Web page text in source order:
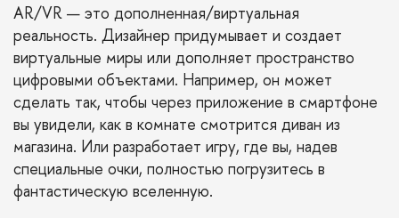
AR/VR — это дополненная/виртуальная
реальность. Дизайнер придумывает и создает
виртуальные миры или дополняет пространство
цифровыми объектами. Например, он может
сделать так, чтобы через приложение в смартфоне
вы увидели, как в комнате смотрится диван из
магазина. Или разработает игру, где вы, надев
специальные очки, полностью погрузитесь в
фантастическую вселенную.